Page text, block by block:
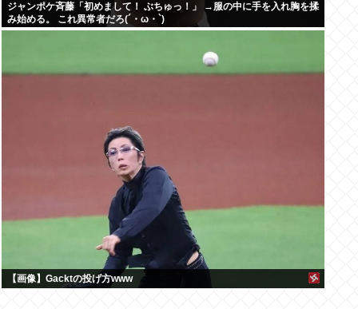
ジャンポケ斉藤「初めまして！ ぶちゅっ！」 →服の中に手を入れ胸を揉
み始める。 これ異常者だろ(´・ω・`)
【画像】Gacktの投げ方www